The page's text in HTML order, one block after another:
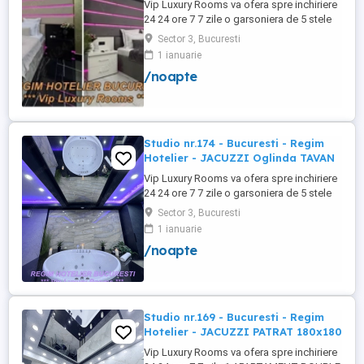
Vip Luxury Rooms va ofera spre inchiriere
24 24 ore 7 7 zile o garsoniera de 5 stele
Luxoase cu un desing unic si deosebit in
Sector 3 Bucuresti . Garsoniera se alfa in
Complex Rezidential Nou . Monitorizare
Video in Complex ( de la Politia Locala
Sector 3, Bucuresti
1 ianuarie
/noapte
Studio nr.174 - Bucuresti - Regim
Hotelier - JACUZZI Oglinda TAVAN
Vip Luxury Rooms va ofera spre inchiriere
24 24 ore 7 7 zile o garsoniera de 5 stele
Luxoase cu un desing unic si deosebit in
Sector 3 Bucuresti . Garsoniera se alfa in
Complex Rezidential Nou . Acces Bariera
Monitorizare Video in Complex ( de la
Sector 3, Bucuresti
1 ianuarie
/noapte
Studio nr.169 - Bucuresti - Regim
Hotelier - JACUZZI PATRAT 180x180
Vip Luxury Rooms va ofera spre inchiriere